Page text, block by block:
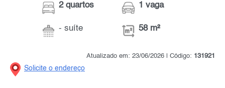
2 quartos
- suíte
1 vaga
58 m²
Atualizado em: 23/06/2026 | Código: 131921
Solicite o endereço